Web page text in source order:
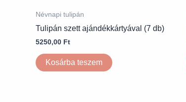
Névnapi tulipán
Tulipán szett ajándékkártyával (7 db)
5250,00 Ft
Kosárba teszem